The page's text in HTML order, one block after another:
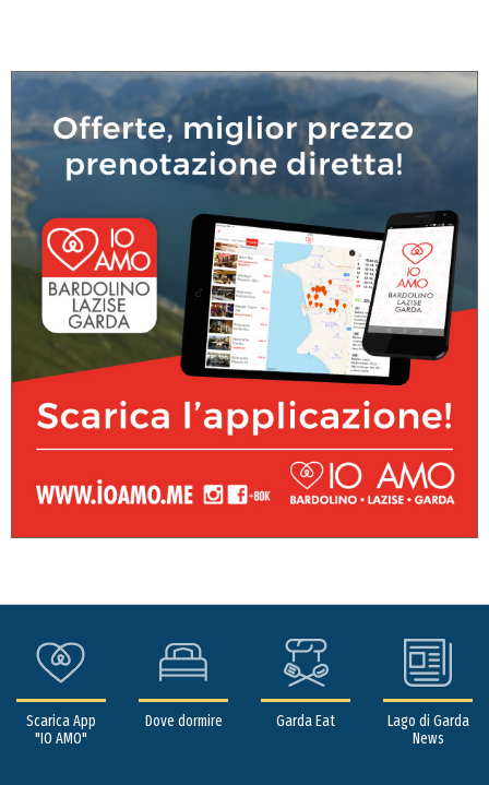
Scarica App
"IO AMO"
Dove dormire Garda Eat
Lago di Garda
News